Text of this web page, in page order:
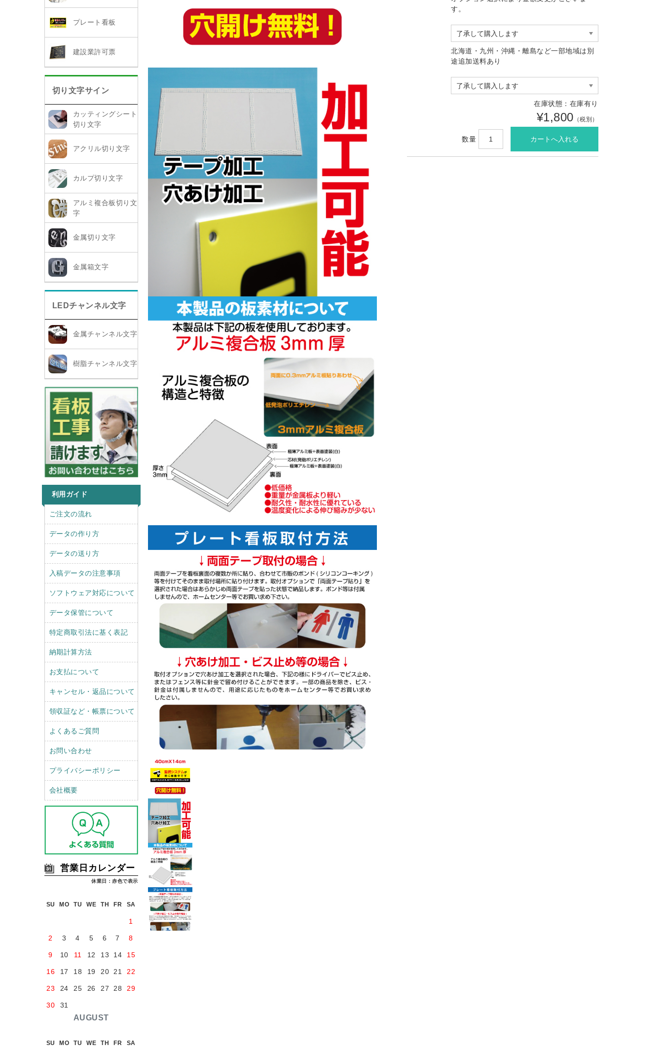
プレート看板
建設業許可票
切り文字サイン
カッティングシート
切り文字
アクリル切り文字
カルプ切り文字
アルミ複合板切り文
字
金属切り文字
金属箱文字
LEDチャンネル文字
金属チャンネル文字
樹脂チャンネル文字
利用ガイド
r
ご注文の流れ
データの作り方
データの送り方
入稿データの注意事項
ソフトウェア対応について
データ保管について
特定商取引法に基く表記
納期計算方法
お支払について
キャンセル・返品について
領収証など・帳票について
よくあるご質問
お問い合わせ
プライバシーポリシー
会社概要
営業日カレンダー
休業日：赤色で表示
AUGUST
SU MO TU WE TH FR SA
1
2 3 4 5 6 7 8
9 10 11 12 13 14 15
16 17 18 19 20 21 22
23 24 25 26 27 28 29
30 31
SU MO TU WE TH FR SA
す。
北海道・九州・沖縄・離島など一部地域は別
途追加送料あり
在庫状態：在庫有り
¥1,800 （税別）
数量